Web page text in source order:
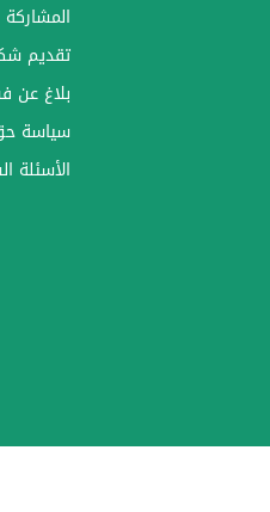
المشاركة
تقديم
بلاغ عن
سياسة
الأسئلة